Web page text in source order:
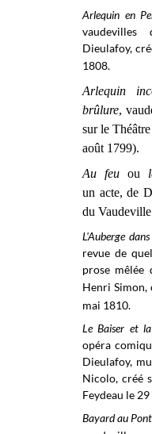
Arlequin en
vaudevilles
Dieulafoy,
1808.
Arlequin
brûlure,
sur le
août 1799).
Au feu ou
un acte, de
du
L'Auberge
revue de
prose mêlée
Henri Simon,
mai 1810.
Le Baiser et
opéra
Dieulafoy,
Nicolo, créé
Feydeau le
Bayard au